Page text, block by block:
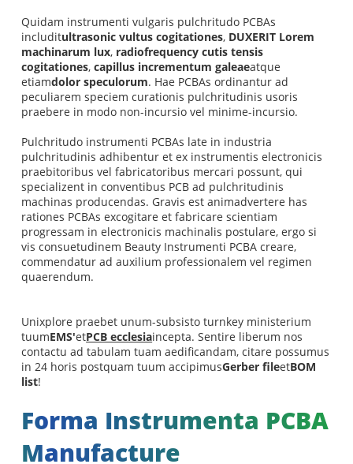
Quidam instrumenti vulgaris pulchritudo PCBAs
includitultrasonic vultus cogitationes, DUXERIT Lorem
machinarum lux, radiofrequency cutis tensis
cogitationes,capillus incrementum galeaeatque
etiamdolor speculorum. Hae PCBAs ordinantur ad
peculiarem speciem curationis pulchritudinis usoris
praebere in modo non-incursio vel minime-incursio.
Pulchritudo instrumenti PCBAs late in industria
pulchritudinis adhibentur et ex instrumentis electronicis
praebitoribus vel fabricatoribus mercari possunt, qui
specializent in conventibus PCB ad pulchritudinis
machinas producendas. Gravis est animadvertere has
rationes PCBAs excogitare et fabricare scientiam
progressam in electronicis machinalis postulare, ergo si
vis consuetudinem Beauty Instrumenti PCBA creare,
commendatur ad auxilium professionalem vel regimen
quaerendum.
Unixplore praebet unum-subsisto turnkey ministerium
tuumEMS'etPCB ecclesiaincepta. Sentire liberum nos
contactu ad tabulam tuam aedificandam, citare possumus
in 24 horis postquam tuum accipimusGerber fileetBOM
list!
Forma Instrumenta PCBA
Manufacture